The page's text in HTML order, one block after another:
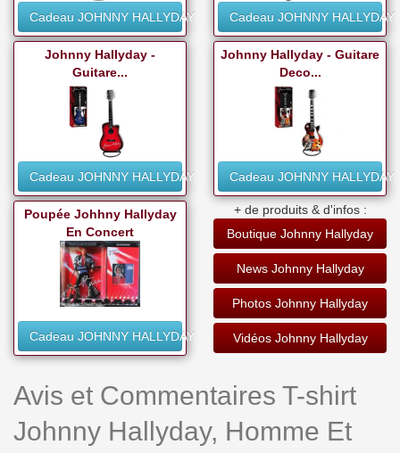
Cadeau JOHNNY HALLYDAY Cadeau JOHNNY HALLYDAY
Johnny Hallyday -
Guitare...
Cadeau JOHNNY HALLYDAY
Johnny Hallyday - Guitare
Deco...
Cadeau JOHNNY HALLYDAY
Poupée Johhny Hallyday
En Concert
Cadeau JOHNNY HALLYDAY
+ de produits & d'infos :
Boutique Johnny Hallyday
News Johnny Hallyday
Photos Johnny Hallyday
Vidéos Johnny Hallyday
Avis et Commentaires T-shirt
Johnny Hallyday, Homme Et